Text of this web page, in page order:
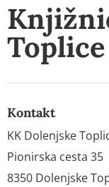
Toplice
Kontakt
KK Dolenjske
Pionirska cesta 35
8350 Dolenjske